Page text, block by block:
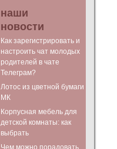
наши
новости
Как зарегистрировать и
настроить чат молодых
родителей в чате
Телеграм?
Лотос из цветной бумаги
МК
Корпусная мебель для
детской комнаты: как
выбрать
Чем можно порадовать